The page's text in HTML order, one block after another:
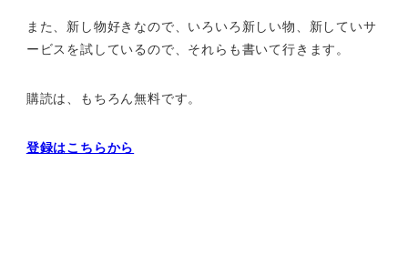
また、新し物好きなので、いろいろ新しい物、 新していサ
ービスを試しているので、それらも書いて行きます。
購読は、もちろん無料です。
登録はこちらから